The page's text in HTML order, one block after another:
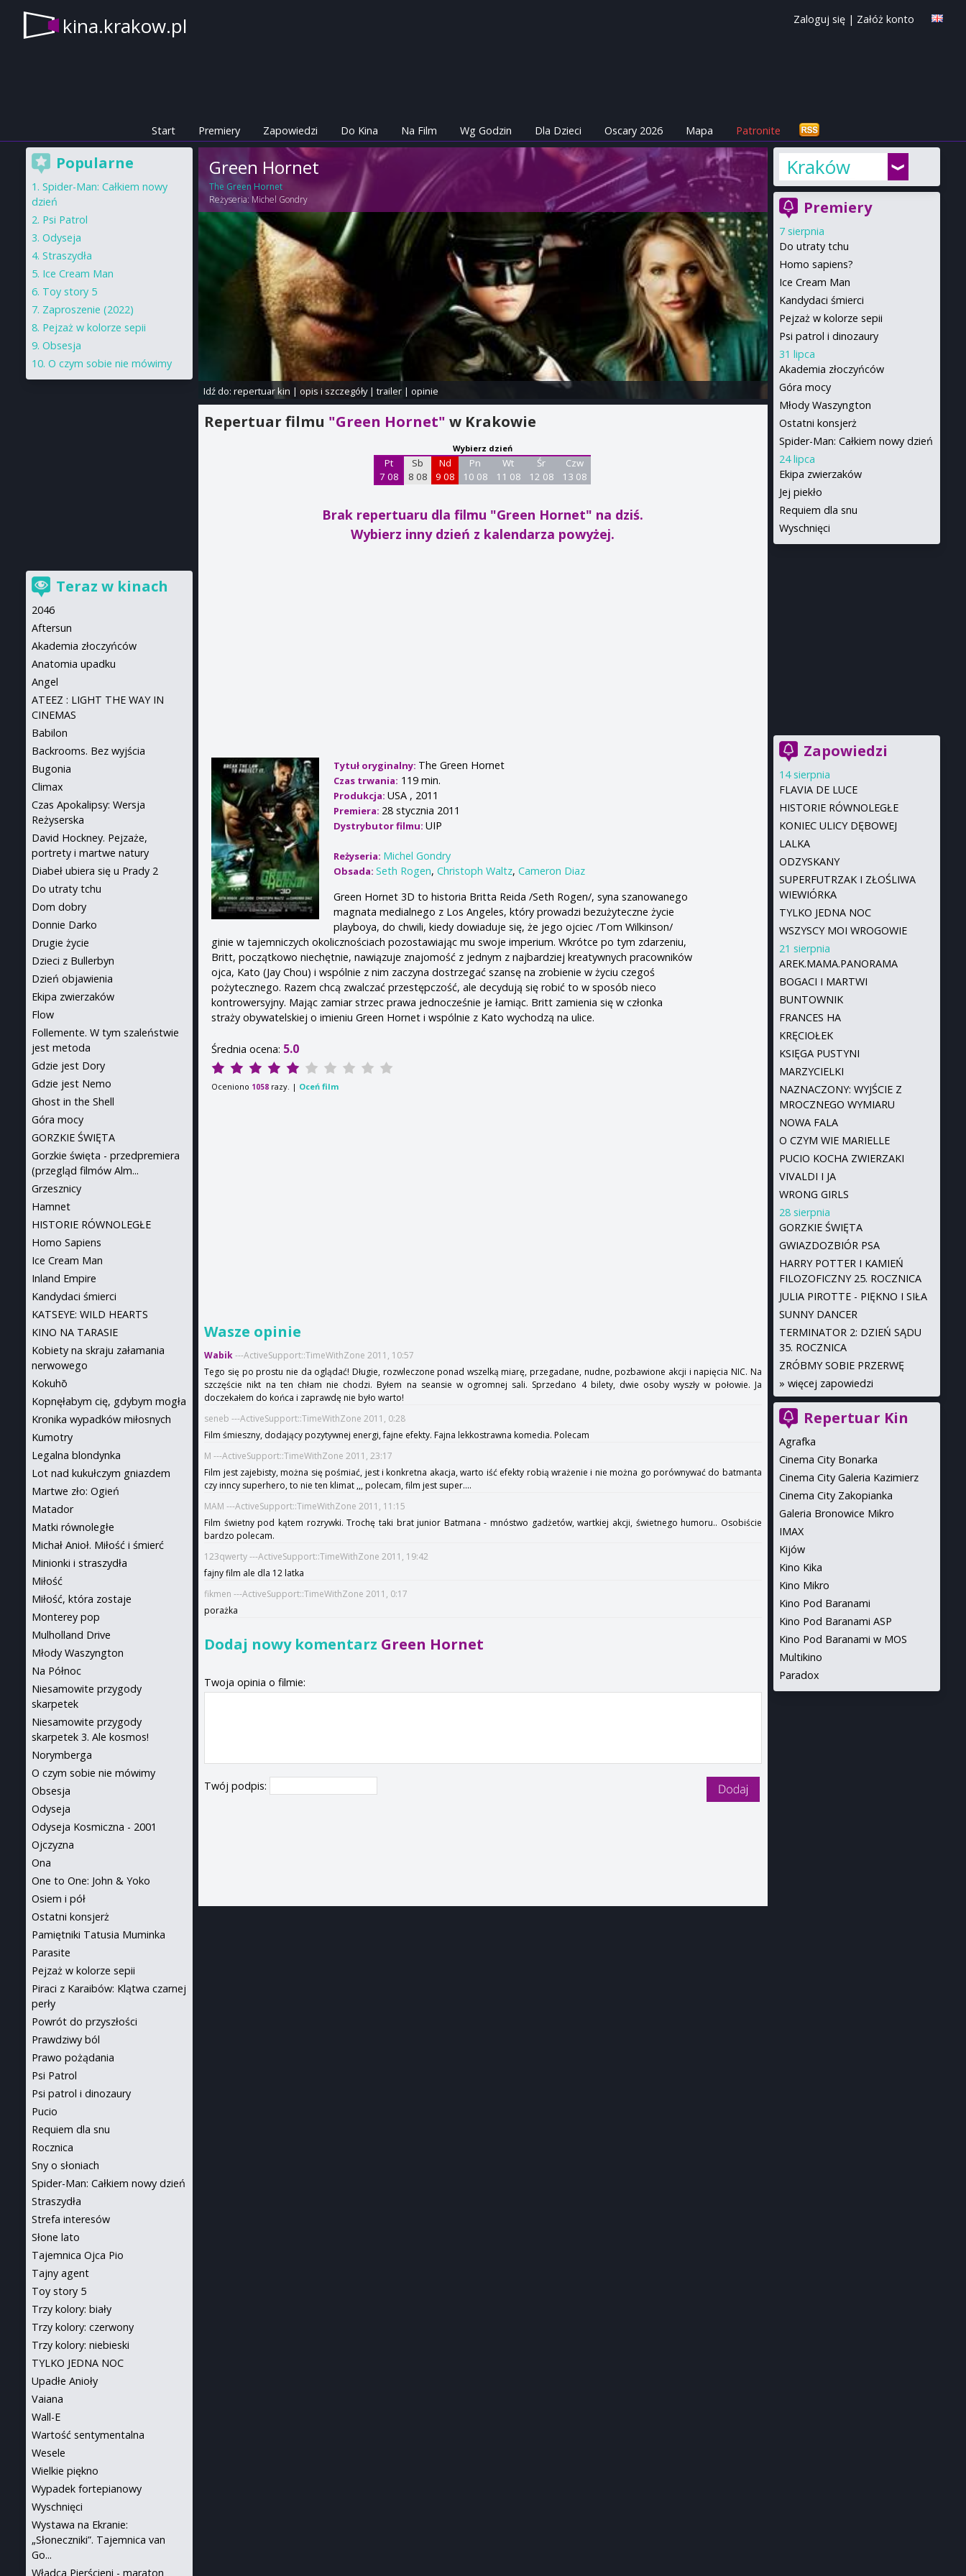
kina.krakow.pl Zaloguj się | Załóż konto
Start Premiery Zapowiedzi Do Kina Na Film Wg Godzin Dla Dzieci Oscary 2026 Mapa Patronite
Green Hornet
The Green Hornet
Reżyseria: Michel Gondry
Idź do: repertuar kin | opis i szczegóły| trailer| opinie
Repertuar filmu "Green Hornet"w Krakowie
Wybierz dzień
Pt
7 08
Sb
8 08
Nd
9 08
Pn
10 08
Wt
11 08
Śr
12 08
Czw
13 08
Brak repertuaru dla filmu "Green Hornet" na dziś.
Wybierz inny dzień z kalendarza powyżej.
Tytuł oryginalny: The Green Hornet
Czas trwania: 119 min.
Produkcja:USA , 2011
Premiera: 28 stycznia 2011
Dystrybutor filmu:UIP
Reżyseria: Michel Gondry
Obsada:Seth Rogen,Christoph Waltz,Cameron Diaz
Green Hornet 3D to historia Britta Reida /Seth Rogen/, syna szanowanego
magnata medialnego z Los Angeles, który prowadzi bezużyteczne życie
playboya, do chwili, kiedy dowiaduje się, że jego ojciec /Tom Wilkinson/
ginie w tajemniczych okolicznościach pozostawiając mu swoje imperium. Wkrótce po tym zdarzeniu,
Britt, początkowo niechętnie, nawiązuje znajomość z jednym z najbardziej kreatywnych pracowników
ojca, Kato (Jay Chou) i wspólnie z nim zaczyna dostrzegać szansę na zrobienie w życiu czegoś
pożytecznego. Razem chcą zwalczać przestępczość, ale decydują się robić to w sposób nieco
kontrowersyjny. Mając zamiar strzec prawa jednocześnie je łamiąc. Britt zamienia się w członka
straży obywatelskiej o imieniu Green Hornet i wspólnie z Kato wychodzą na ulice.
Średnia ocena: 5.0
Oceniono 1058 razy. | Oceń film
Wasze opinie
Wabik---ActiveSupport::TimeWithZone 2011, 10:57
Tego się po prostu nie da oglądać! Długie, rozwleczone ponad wszelką miarę, przegadane, nudne, pozbawione akcji i napięcia NIC. Na
szczęście nikt na ten chłam nie chodzi. Byłem na seansie w ogromnej sali. Sprzedano 4 bilety, dwie osoby wyszły w połowie. Ja
doczekałem do końca i zaprawdę nie było warto!
seneb ---ActiveSupport::TimeWithZone 2011, 0:28
Film śmieszny, dodający pozytywnej energi, fajne efekty. Fajna lekkostrawna komedia. Polecam
M ---ActiveSupport::TimeWithZone 2011, 23:17
Film jest zajebisty, można się pośmiać, jest i konkretna akacja, warto iść efekty robią wrażenie i nie można go porównywać do batmanta
czy inncy superhero, to nie ten klimat ,,, polecam, film jest super....
MAM ---ActiveSupport::TimeWithZone 2011, 11:15
Film świetny pod kątem rozrywki. Trochę taki brat junior Batmana - mnóstwo gadżetów, wartkiej akcji, świetnego humoru.. Osobiście
bardzo polecam.
123qwerty ---ActiveSupport::TimeWithZone 2011, 19:42
fajny film ale dla 12 latka
fikmen ---ActiveSupport::TimeWithZone 2011, 0:17
porażka
Dodaj nowy komentarz Green Hornet
Twoja opinia o filmie:
Twój podpis:
Kraków
Premiery
7 sierpnia
Do utraty tchu
Homo sapiens?
Ice Cream Man
Kandydaci śmierci
Pejzaż w kolorze sepii
Psi patrol i dinozaury
31 lipca
Akademia złoczyńców
Góra mocy
Młody Waszyngton
Ostatni konsjerż
Spider-Man: Całkiem nowy dzień
24 lipca
Ekipa zwierzaków
Jej piekło
Requiem dla snu
Wyschnięci
Zapowiedzi
14 sierpnia
FLAVIA DE LUCE
HISTORIE RÓWNOLEGŁE
KONIEC ULICY DĘBOWEJ
LALKA
ODZYSKANY
SUPERFUTRZAK I ZŁOŚLIWA
WIEWIÓRKA
TYLKO JEDNA NOC
WSZYSCY MOI WROGOWIE
21 sierpnia
AREK.MAMA.PANORAMA
BOGACI I MARTWI
BUNTOWNIK
FRANCES HA
KRĘCIOŁEK
KSIĘGA PUSTYNI
MARZYCIELKI
NAZNACZONY: WYJŚCIE Z
MROCZNEGO WYMIARU
NOWA FALA
O CZYM WIE MARIELLE
PUCIO KOCHA ZWIERZAKI
VIVALDI I JA
WRONG GIRLS
28 sierpnia
GORZKIE ŚWIĘTA
GWIAZDOZBIÓR PSA
HARRY POTTER I KAMIEŃ
FILOZOFICZNY 25. ROCZNICA
JULIA PIROTTE - PIĘKNO I SIŁA
SUNNY DANCER
TERMINATOR 2: DZIEŃ SĄDU
35. ROCZNICA
ZRÓBMY SOBIE PRZERWĘ
» więcej zapowiedzi
Repertuar Kin
Agrafka
Cinema City Bonarka
Cinema City Galeria Kazimierz
Cinema City Zakopianka
Galeria Bronowice Mikro
IMAX
Kijów
Kino Kika
Kino Mikro
Kino Pod Baranami
Kino Pod Baranami ASP
Kino Pod Baranami w MOS
Multikino
Paradox
Popularne
Spider-Man: Całkiem nowy
dzień
Psi Patrol
Odyseja
Straszydła
Ice Cream Man
Toy story 5
Zaproszenie (2022)
Pejzaż w kolorze sepii
Obsesja
O czym sobie nie mówimy
Teraz w kinach
2046
Aftersun
Akademia złoczyńców
Anatomia upadku
Angel
ATEEZ : LIGHT THE WAY IN
CINEMAS
Babilon
Backrooms. Bez wyjścia
Bugonia
Climax
Czas Apokalipsy: Wersja
Reżyserska
David Hockney. Pejzaże,
portrety i martwe natury
Diabeł ubiera się u Prady 2
Do utraty tchu
Dom dobry
Donnie Darko
Drugie życie
Dzieci z Bullerbyn
Dzień objawienia
Ekipa zwierzaków
Flow
Follemente. W tym szaleństwie
jest metoda
Gdzie jest Dory
Gdzie jest Nemo
Ghost in the Shell
Góra mocy
GORZKIE ŚWIĘTA
Gorzkie święta - przedpremiera
(przegląd filmów Alm...
Grzesznicy
Hamnet
HISTORIE RÓWNOLEGŁE
Homo Sapiens
Ice Cream Man
Inland Empire
Kandydaci śmierci
KATSEYE: WILD HEARTS
KINO NA TARASIE
Kobiety na skraju załamania
nerwowego
Kokuhō
Kopnęłabym cię, gdybym mogła
Kronika wypadków miłosnych
Kumotry
Legalna blondynka
Lot nad kukułczym gniazdem
Martwe zło: Ogień
Matador
Matki równoległe
Michał Anioł. Miłość i śmierć
Minionki i straszydła
Miłość
Miłość, która zostaje
Monterey pop
Mulholland Drive
Młody Waszyngton
Na Północ
Niesamowite przygody
skarpetek
Niesamowite przygody
skarpetek 3. Ale kosmos!
Norymberga
O czym sobie nie mówimy
Obsesja
Odyseja
Odyseja Kosmiczna - 2001
Ojczyzna
Ona
One to One: John & Yoko
Osiem i pół
Ostatni konsjerż
Pamiętniki Tatusia Muminka
Parasite
Pejzaż w kolorze sepii
Piraci z Karaibów: Klątwa czarnej
perły
Powrót do przyszłości
Prawdziwy ból
Prawo pożądania
Psi Patrol
Psi patrol i dinozaury
Pucio
Requiem dla snu
Rocznica
Sny o słoniach
Spider-Man: Całkiem nowy dzień
Straszydła
Strefa interesów
Słone lato
Tajemnica Ojca Pio
Tajny agent
Toy story 5
Trzy kolory: biały
Trzy kolory: czerwony
Trzy kolory: niebieski
TYLKO JEDNA NOC
Upadłe Anioły
Vaiana
Wall-E
Wartość sentymentalna
Wesele
Wielkie piękno
Wypadek fortepianowy
Wyschnięci
Wystawa na Ekranie:
„Słoneczniki”. Tajemnica van
Go...
Władca Pierścieni - maraton